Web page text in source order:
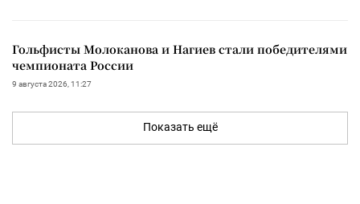
Гольфисты Молоканова и Нагиев стали победителями
чемпионата России
9 августа 2026, 11:27
Показать ещё